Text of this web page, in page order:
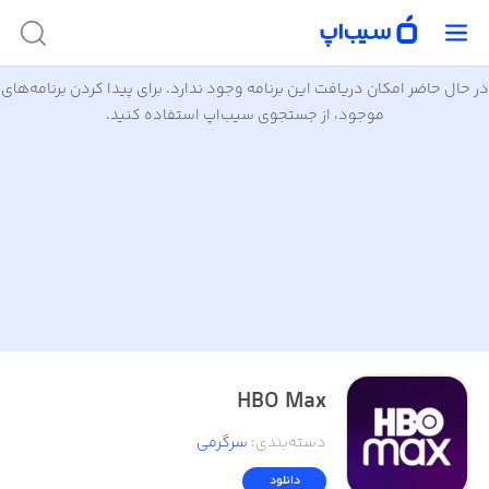
در حال حاضر امکان دریافت این برنامه وجود ندارد. برای پیدا کردن برنامه‌های
موجود، از جستجوی سیب‌اپ استفاده کنید.
HBO Max
دسته‌بندی: سرگرمی
دانلود